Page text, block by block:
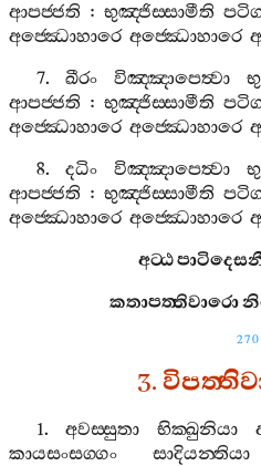
ආපජ‍්ජති :භුඤ‍්ජිස‍්සාමීති
අජ‍්ඣොහාරෙ අජ‍්ඣොහාරෙ
7.ඛීරං විඤ‍්ඤාපෙත්‍වා
ආපජ‍්ජති :භුඤ‍්ජිස‍්සාමීති
අජ‍්ඣොහාරෙ අජ‍්ඣොහාරෙ
8.දධිං විඤ‍්ඤාපෙත්‍වා
ආපජ‍්ජති :භුඤ‍්ජිස‍්සාමීති
අජ‍්ඣොහාරෙ අජ‍්ඣොහාරෙ
අට‍්ඨ
කතාපත‍්තිවාරො
270
3.
1.අවස‍්සුතා භික‍්ඛුනියා
කායසංසග‍්ගං
සාදියන‍්තියා